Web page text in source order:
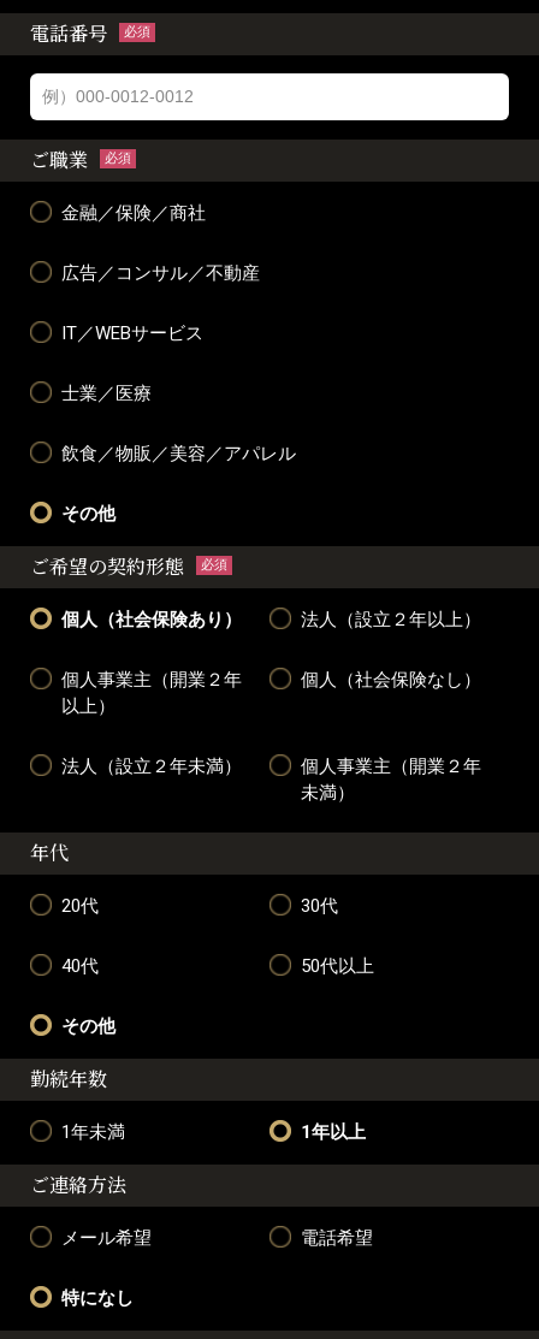
電話番号 必須
ご職業 必須
金融／保険／商社
広告／コンサル／不動産
IT／WEBサービス
士業／医療
飲食／物販／美容／アパレル
その他
ご希望の契約形態 必須
個人（社会保険あり） 法人（設立２年以上）
個人事業主（開業２年
以上）
個人（社会保険なし）
法人（設立２年未満）
個人事業主（開業２年
未満）
年代
20代 30代
40代 50代以上
その他
勤続年数
1年未満 1年以上
ご連絡方法
メール希望 電話希望
特になし